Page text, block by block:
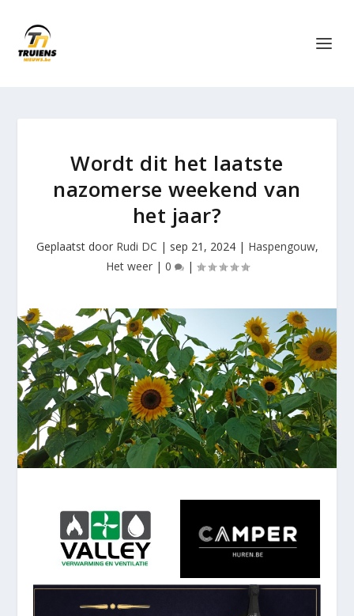
Wordt dit het laatste
nazomerse weekend van
het jaar?
Geplaatst door Rudi DC | sep 21, 2024| Haspengouw,
Het weer| 0 |